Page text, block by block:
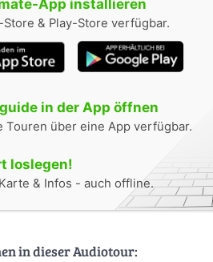
App installieren
Store & Play-Store verfügbar.
in der App öffnen
Touren über eine App verfügbar.
loslegen!
& Infos - auch offline.
in dieser Audiotour: